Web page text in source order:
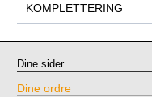
KOMPLETTERING
Dine sider
Dine ordre